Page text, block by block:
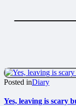
Posted inDiary
Yes, leaving is scary